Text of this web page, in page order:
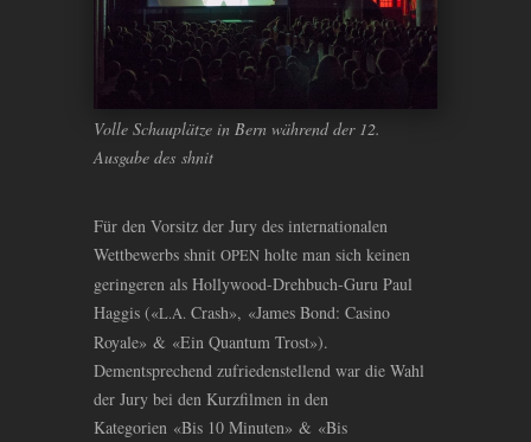
Volle Schauplätze in Bern während der 12.
Ausgabe des shnit
Für den Vorsitz der Jury des internationalen
Wettbewerbs shnit OPEN holte man sich keinen
geringeren als Hollywood-Drehbuch-Guru Paul
Haggis («L.A. Crash», «James Bond: Casino
Royale» & «Ein Quantum Trost»).
Dementsprechend zufriedenstellend war die Wahl
der Jury bei den Kurzfilmen in den
Kategorien «Bis 10 Minuten» & «Bis